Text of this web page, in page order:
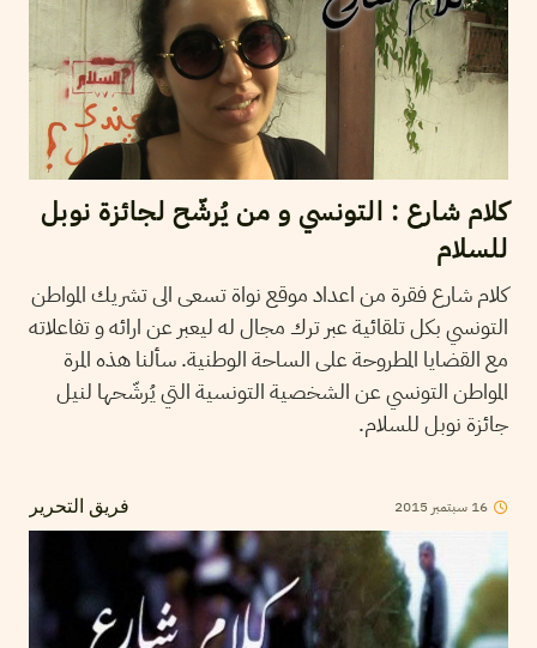
كلام شارع : التونسي و من يُرشّح لجائزة نوبل
للسلام
كلام شارع فقرة من اعداد موقع نواة تسعى الى تشريك المواطن
التونسي بكل تلقائية عبر ترك مجال له ليعبر عن ارائه و تفاعلاته
مع القضايا المطروحة على الساحة الوطنية. سألنا هذه المرة
المواطن التونسي عن الشخصية التونسية التي يُرشّحها لنيل
جائزة نوبل للسلام.
فريق التحرير 16 سبتمبر 2015